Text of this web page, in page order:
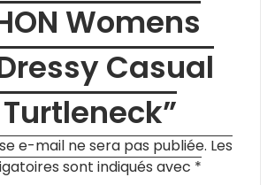
Womens
Casual
e-mail ne sera pas publiée. Les
sont indiqués avec *